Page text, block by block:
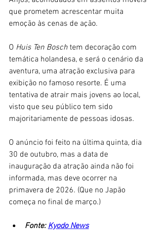
que prometem acrescentar muita
emoção às cenas de ação.
O Huis Ten Bosch tem decoração com
temática holandesa, e será o cenário da
aventura, uma atração exclusiva para
exibição no famoso resorte. É uma
tentativa de atrair mais jovens ao local,
visto que seu público tem sido
majoritariamente de pessoas idosas.
O anúncio foi feito na última quinta, dia
30 de outubro, mas a data de
inauguração da atração ainda não foi
informada, mas deve ocorrer na
primavera de 2026. (Que no Japão
começa no final de março.)
Fonte: Kyodo News